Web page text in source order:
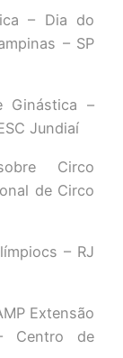
– Dia do
– SP
Ginástica –
Jundiaí
Circo
de Circo
– RJ
Extensão
Centro de